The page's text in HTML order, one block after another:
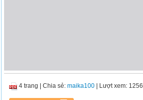
4 trang |Chia sẻ:maika100 | Lượt xem: 1256